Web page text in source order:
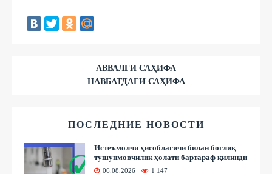
АВВАЛГИ САҲИФА
НАВБАТДАГИ САҲИФА
ПОСЛЕДНИЕ НОВОСТИ
Истеъмолчи ҳисоблагичи билан боғлиқ
тушунмовчилик ҳолати бартараф қилинди
06.08.2026 1 147